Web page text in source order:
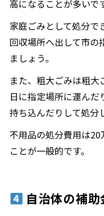
高になることが多いで
家庭ごみとして処分で
回収場所へ出して市の
ましょう。
また、粗大ごみは粗
日に指定場所に運んだ
持ち込んだりして処分
不用品の処分費用は
ことが一般的です。
自治体の補